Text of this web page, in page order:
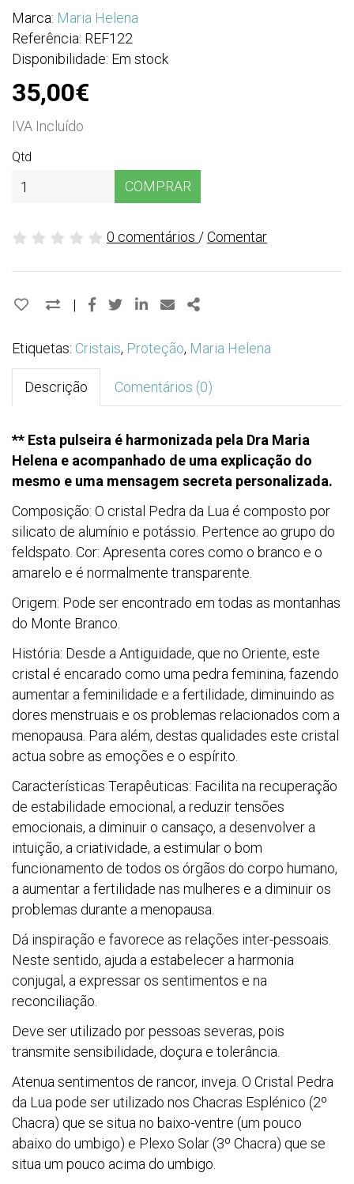
Marca: Maria Helena
Referência: REF122
Disponibilidade: Em stock
35,00€
IVA Incluído
Qtd
COMPRAR
0 comentários /Comentar
| Facebook
TwitterLinkedin
EmailShare
Etiquetas: Cristais, Proteção, Maria Helena
Descrição Comentários (0)
** Esta pulseira é harmonizada pela Dra Maria
Helena e acompanhado de uma explicação do
mesmo e uma mensagem secreta personalizada.
Composição: O cristal Pedra da Lua é composto por
silicato de alumínio e potássio. Pertence ao grupo do
feldspato. Cor: Apresenta cores como o branco e o
amarelo e é normalmente transparente.
Origem: Pode ser encontrado em todas as montanhas
do Monte Branco.
História: Desde a Antiguidade, que no Oriente, este
cristal é encarado como uma pedra feminina, fazendo
aumentar a feminilidade e a fertilidade, diminuindo as
dores menstruais e os problemas relacionados com a
menopausa. Para além, destas qualidades este cristal
actua sobre as emoções e o espírito.
Características Terapêuticas: Facilita na recuperação
de estabilidade emocional, a reduzir tensões
emocionais, a diminuir o cansaço, a desenvolver a
intuição, a criatividade, a estimular o bom
funcionamento de todos os órgãos do corpo humano,
a aumentar a fertilidade nas mulheres e a diminuir os
problemas durante a menopausa.
Dá inspiração e favorece as relações inter-pessoais.
Neste sentido, ajuda a estabelecer a harmonia
conjugal, a expressar os sentimentos e na
reconciliação.
Deve ser utilizado por pessoas severas, pois
transmite sensibilidade, doçura e tolerância.
Atenua sentimentos de rancor, inveja. O Cristal Pedra
da Lua pode ser utilizado nos Chacras Esplénico (2º
Chacra) que se situa no baixo-ventre (um pouco
abaixo do umbigo) e Plexo Solar (3º Chacra) que se
situa um pouco acima do umbigo.